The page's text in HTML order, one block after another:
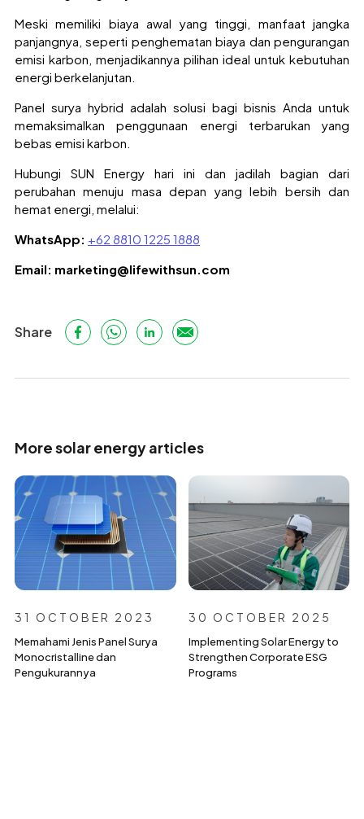
Meski memiliki biaya awal yang tinggi, manfaat jangka
panjangnya, seperti penghematan biaya dan pengurangan
emisi karbon, menjadikannya pilihan ideal untuk kebutuhan
energi berkelanjutan.
Panel surya hybrid adalah solusi bagi bisnis Anda untuk
memaksimalkan penggunaan energi terbarukan yang
bebas emisi karbon.
Hubungi SUN Energy hari ini dan jadilah bagian dari
perubahan menuju masa depan yang lebih bersih dan
hemat energi, melalui:
WhatsApp: +62 8810 1225 1888
Email: marketing@lifewithsun.com
Share
More solar energy articles
31 OCTOBER 2023
Memahami Jenis Panel Surya
Monocristalline dan
Pengukurannya
30 OCTOBER 2025
Implementing Solar Energy to
Strengthen Corporate ESG
Programs